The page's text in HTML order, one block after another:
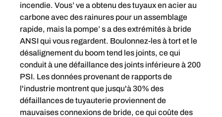
incendie. Vous’ ve a obtenu des tuyaux en acier au
carbone avec des rainures pour un assemblage
rapide, mais la pompe’ s a des extrémités à bride
ANSI qui vous regardent. Boulonnez-les à tort et le
désalignement du boom tend les joints, ce qui
conduit à une défaillance des joints inférieure à 200
PSI. Les données provenant de rapports de
l'industrie montrent que jusqu'à 30% des
défaillances de tuyauterie proviennent de
mauvaises connexions de bride, ce qui coûte des